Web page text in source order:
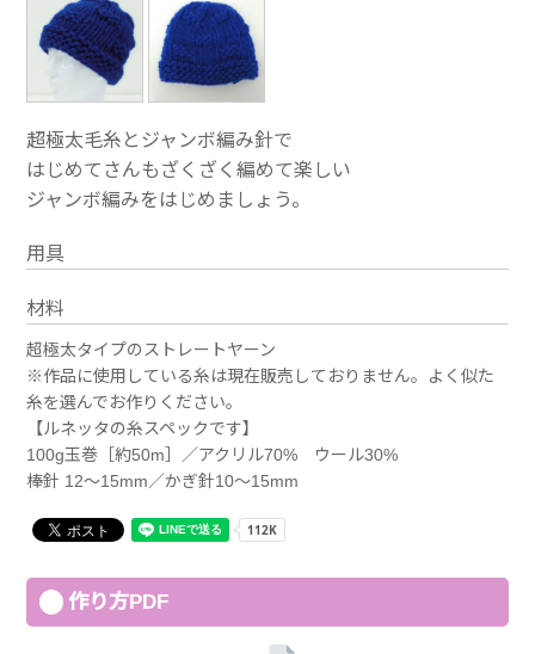
超極太毛糸とジャンボ編み針で
はじめてさんもざくざく編めて楽しい
ジャンボ編みをはじめましょう。
用具
材料
超極太タイプのストレートヤーン
※作品に使用している糸は現在販売しておりません。よく似た
糸を選んでお作りください。
【ルネッタの糸スペックです】
100g玉巻［約50m］／アクリル70% ウール30%
棒針 12～15mm／かぎ針10～15mm
作り方PDF